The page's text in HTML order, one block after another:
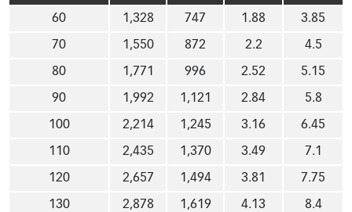
60 1,328 747 1.88 3.85
70 1,550 872 2.2 4.5
80 1,771 996 2.52 5.15
90 1,992 1,121 2.84 5.8
100 2,214 1,245 3.16 6.45
110 2,435 1,370 3.49 7.1
120 2,657 1,494 3.81 7.75
130 2,878 1,619 4.13 8.4